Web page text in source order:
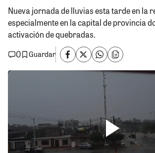
Nueva jornada de lluvias esta tarde en la
especialmente en la capital de provincia
activación de quebradas.
0
Guardar